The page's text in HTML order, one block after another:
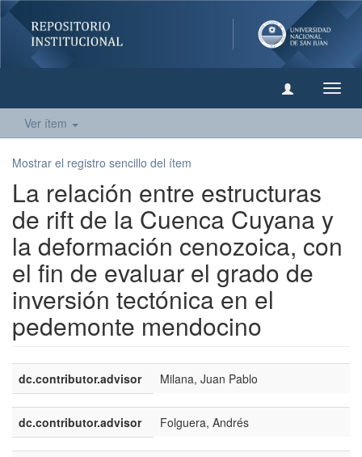
Ver ítem
Mostrar el registro sencillo del ítem
La relación entre estructuras
de rift de la Cuenca Cuyana y
la deformación cenozoica, con
el fin de evaluar el grado de
inversión tectónica en el
pedemonte mendocino
dc.contributor.advisor Milana, Juan Pablo
dc.contributor.advisor Folguera, Andrés